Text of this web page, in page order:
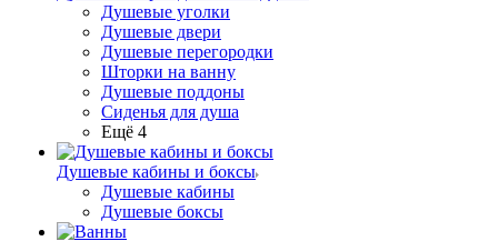
Душевые уголки
Душевые двери
Душевые перегородки
Шторки на ванну
Душевые поддоны
Сиденья для душа
Ещё 4
Душевые кабины и боксы
Душевые кабины
Душевые боксы